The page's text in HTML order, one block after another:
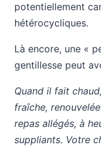
potentiellement
hétérocycliques.
Là encore, une «
gentillesse peut
Quand il fait
fraîche,
repas allégés, à
suppliants. Votre